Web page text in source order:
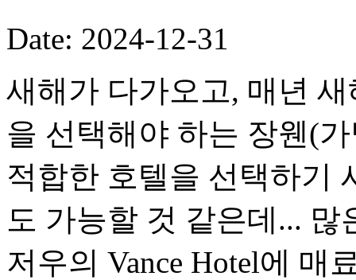
Date: 2024-12-31
새해가 다가오고, 매년
을 선택해야 하는 장웬(
적합한 호텔을 선택하기
도 가능할 것 같은데...
저우의 Vance Hotel에 매